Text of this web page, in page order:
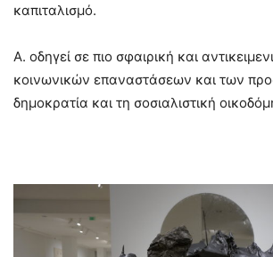
καπιταλισμό.
Α. οδηγεί σε πιο σφαιρική και
κοινωνικών επαναστάσεων και των
δημοκρατία και τη σοσιαλιστική